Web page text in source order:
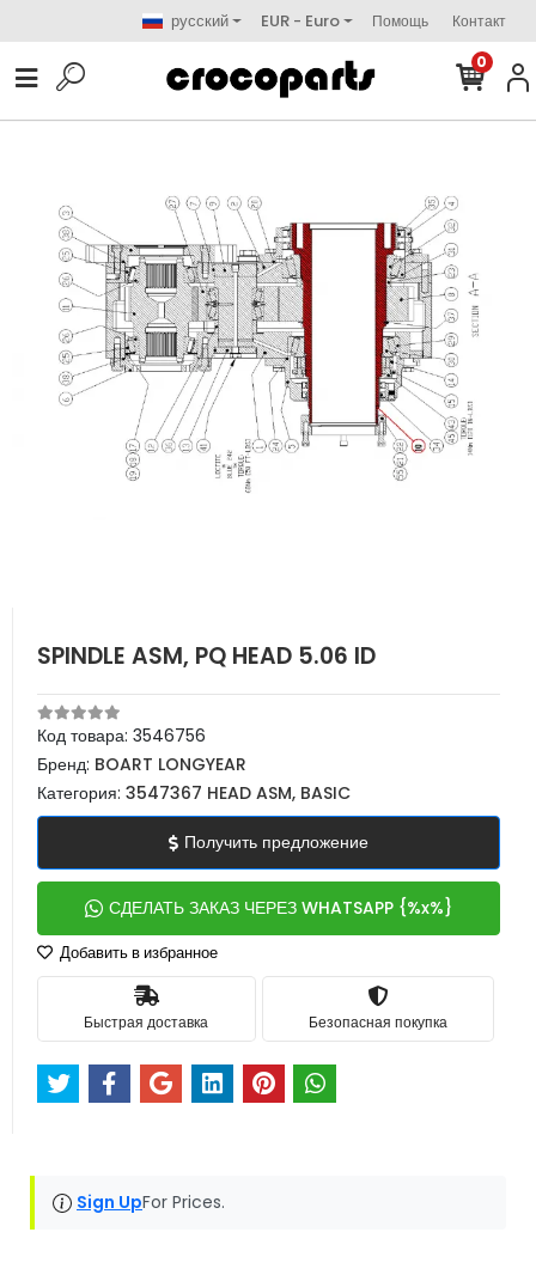
русский EUR - Euro Помощь Контакт
0
SPINDLE ASM, PQ HEAD 5.06 ID
Код товара: 3546756
Бренд: BOART LONGYEAR
Категория: 3547367 HEAD ASM, BASIC
Получить предложение
СДЕЛАТЬ ЗАКАЗ ЧЕРЕЗ WHATSAPP {%x%}
Добавить в избранное
Быстрая доставка Безопасная покупка
Sign UpFor Prices.